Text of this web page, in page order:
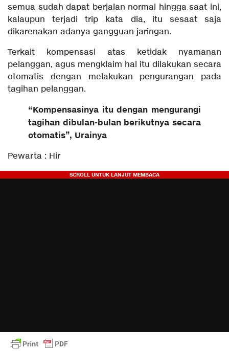
semua sudah dapat berjalan normal hingga saat ini,
kalaupun terjadi trip kata dia, itu sesaat saja
dikarenakan adanya gangguan jaringan.
Terkait kompensasi atas ketidak nyamanan
pelanggan, agus mengklaim hal itu dilakukan secara
otomatis dengan melakukan pengurangan pada
tagihan pelanggan.
“Kompensasinya itu dengan mengurangi
tagihan dibulan-bulan berikutnya secara
otomatis”, Urainya
Pewarta : Hir